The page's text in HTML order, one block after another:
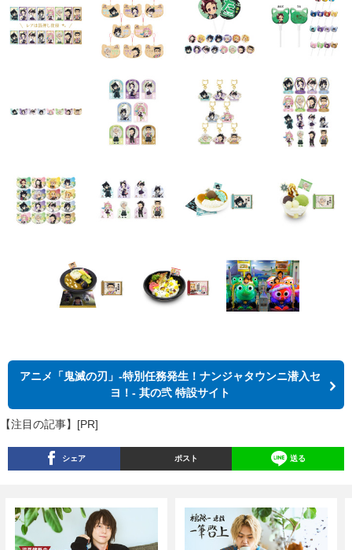
アニメ「鬼滅の刃」-特別任務発生！ナンジャタウンニ潜入セ
ヨ！- 其の弐 特設サイト
【注目の記事】[PR]
シェア ポスト 送る